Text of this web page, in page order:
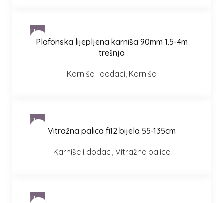
Plafonska lijepljena karniša 90mm 1.5-4m
trešnja
Karniše i dodaci, Karniša
Vitražna palica fi12 bijela 55-135cm
Karniše i dodaci, Vitražne palice